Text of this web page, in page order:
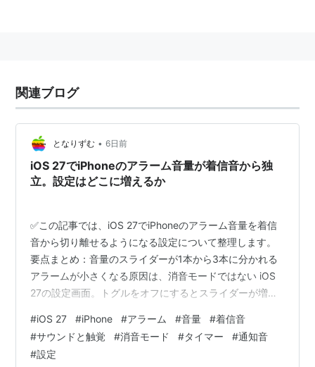
関連ブログ
となりずむ • 6日前
iOS 27でiPhoneのアラーム音量が着信音から独
立。設定はどこに増えるか
✅この記事では、iOS 27でiPhoneのアラーム音量を着信
音から切り離せるようになる設定について整理します。
要点まとめ：音量のスライダーが1本から3本に分かれる
アラームが小さくなる原因は、消音モードではない iOS
27の設定画面。トグルをオフにするとスライダーが増え
トグル なぜ20年近く、1本のままだったのか 海外の反
応：「やっとか」という形の祝福 ひとこと：小さい機能
ほど、毎日の回数が多い まとめ：分かれるのは3系統。
#iOS 27 #iPhone #アラーム #音量 #着信音
#サウンドと触覚 #消音モード #タイマー #通知音
#設定